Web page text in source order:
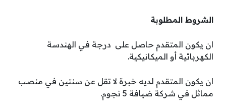
الشروط المطلوبة
ان يكون المتقدم حاصل على درجة في الهندسة
الكهربائية أو الميكانيكية.
ان يكون المتقدم لديه خبرة لا تقل عن سنتين في منصب
مماثل في شركة ضيافة 5 نجوم.